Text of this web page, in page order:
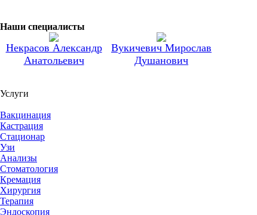
Наши специалисты
Некрасов Александр
Анатольевич
Вукичевич Мирослав
Душанович
Услуги
Вакцинация
Кастрация
Стационар
Узи
Анализы
Стоматология
Кремация
Хирургия
Терапия
Эндоскопия